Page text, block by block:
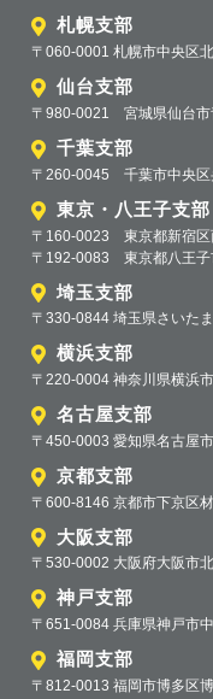
札幌支部
〒060-0001 札幌市中央区
仙台支部
〒980-0021 宮城県仙台市
千葉支部
〒260-0045 千葉市中央区
東京・八王子支部
〒160-0023 東京都新宿区
〒192-0083 東京都八王子
埼玉支部
〒330-0844 埼玉県さいた
横浜支部
〒220-0004 神奈川県横浜
名古屋支部
〒450-0003 愛知県名古屋
京都支部
〒600-8146 京都市下京区
大阪支部
〒530-0002 大阪府大阪市
神戸支部
〒651-0084 兵庫県神戸市
福岡支部
〒812-0013 福岡市博多区